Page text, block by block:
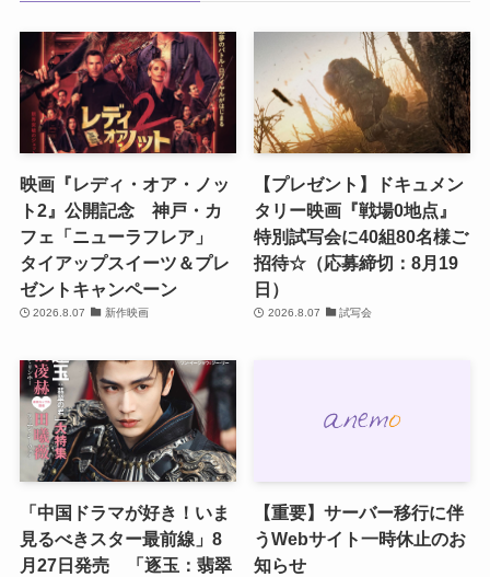
映画『レディ・オア・ノッ
ト2』公開記念 神戸・カ
フェ「ニューラフレア」
タイアップスイーツ＆プレ
ゼントキャンペーン
2026.8.07 新作映画
【プレゼント】ドキュメン
タリー映画『戦場0地点』
特別試写会に40組80名様ご
招待☆（応募締切：8月19
日）
2026.8.07 試写会
「中国ドラマが好き！いま
見るべきスター最前線」8
月27日発売 「逐玉：翡翠
【重要】サーバー移行に伴
うWebサイト一時休止のお
知らせ